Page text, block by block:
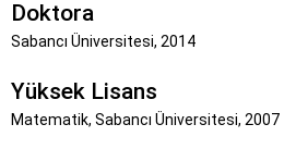
Doktora
Sabancı Üniversitesi, 2014
Yüksek Lisans
Matematik, Sabancı Üniversitesi, 2007